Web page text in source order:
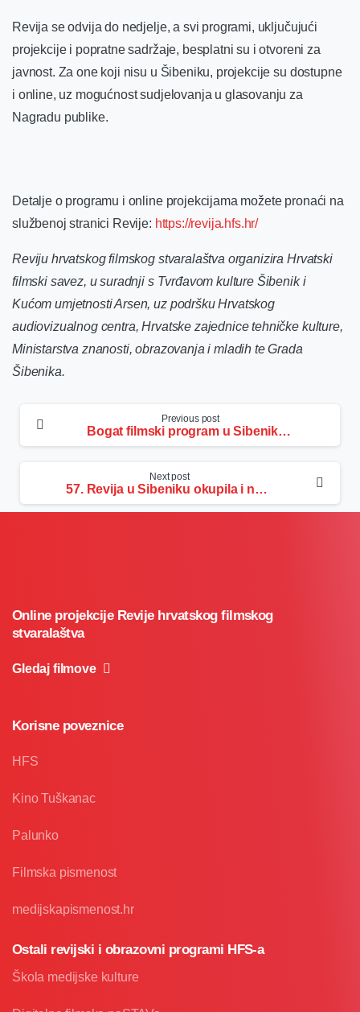
Revija se odvija do nedjelje, a svi programi, uključujući
projekcije i popratne sadržaje, besplatni su i otvoreni za
javnost. Za one koji nisu u Šibeniku, projekcije su dostupne
i online, uz mogućnost sudjelovanja u glasovanju za
Nagradu publike.
Detalje o programu i online projekcijama možete pronaći na
službenoj stranici Revije: https://revija.hfs.hr/
Reviju hrvatskog filmskog stvaralaštva organizira Hrvatski
filmski savez, u suradnji s Tvrđavom kulture Šibenik i
Kućom umjetnosti Arsen, uz podršku Hrvatskog
audiovizualnog centra, Hrvatske zajednice tehničke kulture,
Ministarstva znanosti, obrazovanja i mladih te Grada
Šibenika.
Reading
Previous post
Bogat filmski program u Šibeniku i online: Počinje 57. Revija hrvatskog filmskog stvaralaštva!
Next post
57. Revija u Šibeniku okupila i nagradila najbolje neprofesijske filmove godine
Online projekcije Revije hrvatskog filmskog
stvaralaštva
Gledaj filmove
Korisne poveznice
HFS
Kino Tuškanac
Palunko
Filmska pismenost
medijskapismenost.hr
Ostali revijski i obrazovni programi HFS-a
Škola medijske kulture